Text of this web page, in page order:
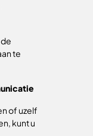
te
of uzelf
kunt u